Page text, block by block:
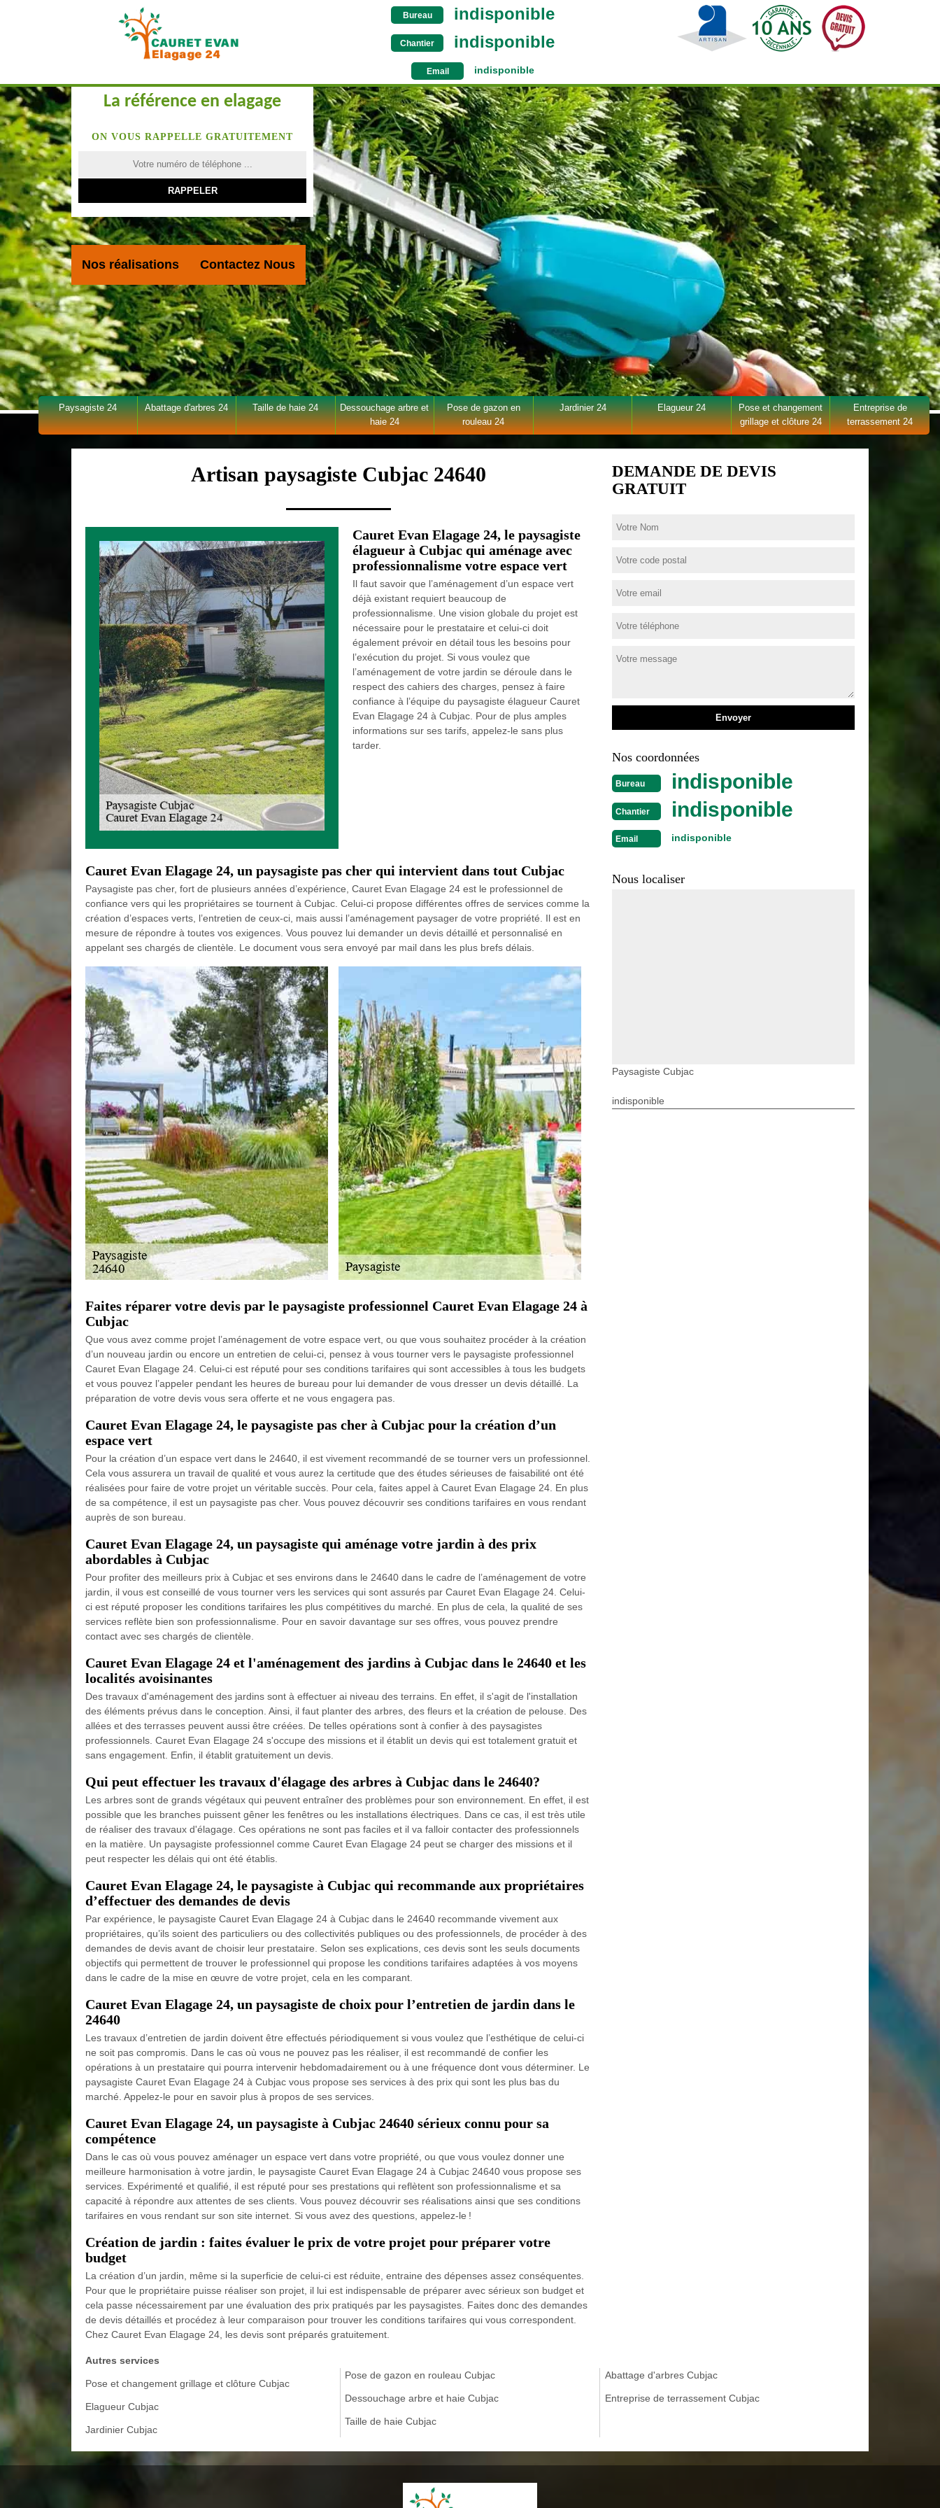
Bureau indisponible
Chantier indisponible
Email indisponible
La référence en elagage
ON VOUS RAPPELLE GRATUITEMENT
Nos réalisations Contactez Nous
Paysagiste 24 Abattage d'arbres 24 Taille de haie 24
Dessouchage arbre et
haie 24
Pose de gazon en
rouleau 24
Jardinier 24 Elagueur 24
Pose et changement
grillage et clôture 24
Entreprise de
terrassement 24
Artisan paysagiste Cubjac 24640
Cauret Evan Elagage 24, le paysagiste
élagueur à Cubjac qui aménage avec
professionnalisme votre espace vert
Il faut savoir que l’aménagement d’un espace vert
déjà existant requiert beaucoup de
professionnalisme. Une vision globale du projet est
nécessaire pour le prestataire et celui-ci doit
également prévoir en détail tous les besoins pour
l’exécution du projet. Si vous voulez que
l’aménagement de votre jardin se déroule dans le
respect des cahiers des charges, pensez à faire
confiance à l’équipe du paysagiste élagueur Cauret
Evan Elagage 24 à Cubjac. Pour de plus amples
informations sur ses tarifs, appelez-le sans plus
tarder.
Cauret Evan Elagage 24, un paysagiste pas cher qui intervient dans tout Cubjac
Paysagiste pas cher, fort de plusieurs années d’expérience, Cauret Evan Elagage 24 est le professionnel de
confiance vers qui les propriétaires se tournent à Cubjac. Celui-ci propose différentes offres de services comme la
création d’espaces verts, l’entretien de ceux-ci, mais aussi l’aménagement paysager de votre propriété. Il est en
mesure de répondre à toutes vos exigences. Vous pouvez lui demander un devis détaillé et personnalisé en
appelant ses chargés de clientèle. Le document vous sera envoyé par mail dans les plus brefs délais.
Faites réparer votre devis par le paysagiste professionnel Cauret Evan Elagage 24 à
Cubjac
Que vous avez comme projet l’aménagement de votre espace vert, ou que vous souhaitez procéder à la création
d’un nouveau jardin ou encore un entretien de celui-ci, pensez à vous tourner vers le paysagiste professionnel
Cauret Evan Elagage 24. Celui-ci est réputé pour ses conditions tarifaires qui sont accessibles à tous les budgets
et vous pouvez l’appeler pendant les heures de bureau pour lui demander de vous dresser un devis détaillé. La
préparation de votre devis vous sera offerte et ne vous engagera pas.
Cauret Evan Elagage 24, le paysagiste pas cher à Cubjac pour la création d’un
espace vert
Pour la création d’un espace vert dans le 24640, il est vivement recommandé de se tourner vers un professionnel.
Cela vous assurera un travail de qualité et vous aurez la certitude que des études sérieuses de faisabilité ont été
réalisées pour faire de votre projet un véritable succès. Pour cela, faites appel à Cauret Evan Elagage 24. En plus
de sa compétence, il est un paysagiste pas cher. Vous pouvez découvrir ses conditions tarifaires en vous rendant
auprès de son bureau.
Cauret Evan Elagage 24, un paysagiste qui aménage votre jardin à des prix
abordables à Cubjac
Pour profiter des meilleurs prix à Cubjac et ses environs dans le 24640 dans le cadre de l’aménagement de votre
jardin, il vous est conseillé de vous tourner vers les services qui sont assurés par Cauret Evan Elagage 24. Celui-
ci est réputé proposer les conditions tarifaires les plus compétitives du marché. En plus de cela, la qualité de ses
services reflète bien son professionnalisme. Pour en savoir davantage sur ses offres, vous pouvez prendre
contact avec ses chargés de clientèle.
Cauret Evan Elagage 24 et l'aménagement des jardins à Cubjac dans le 24640 et les
localités avoisinantes
Des travaux d'aménagement des jardins sont à effectuer ai niveau des terrains. En effet, il s'agit de l'installation
des éléments prévus dans le conception. Ainsi, il faut planter des arbres, des fleurs et la création de pelouse. Des
allées et des terrasses peuvent aussi être créées. De telles opérations sont à confier à des paysagistes
professionnels. Cauret Evan Elagage 24 s'occupe des missions et il établit un devis qui est totalement gratuit et
sans engagement. Enfin, il établit gratuitement un devis.
Qui peut effectuer les travaux d'élagage des arbres à Cubjac dans le 24640?
Les arbres sont de grands végétaux qui peuvent entraîner des problèmes pour son environnement. En effet, il est
possible que les branches puissent gêner les fenêtres ou les installations électriques. Dans ce cas, il est très utile
de réaliser des travaux d'élagage. Ces opérations ne sont pas faciles et il va falloir contacter des professionnels
en la matière. Un paysagiste professionnel comme Cauret Evan Elagage 24 peut se charger des missions et il
peut respecter les délais qui ont été établis.
Cauret Evan Elagage 24, le paysagiste à Cubjac qui recommande aux propriétaires
d’effectuer des demandes de devis
Par expérience, le paysagiste Cauret Evan Elagage 24 à Cubjac dans le 24640 recommande vivement aux
propriétaires, qu’ils soient des particuliers ou des collectivités publiques ou des professionnels, de procéder à des
demandes de devis avant de choisir leur prestataire. Selon ses explications, ces devis sont les seuls documents
objectifs qui permettent de trouver le professionnel qui propose les conditions tarifaires adaptées à vos moyens
dans le cadre de la mise en œuvre de votre projet, cela en les comparant.
Cauret Evan Elagage 24, un paysagiste de choix pour l’entretien de jardin dans le
24640
Les travaux d’entretien de jardin doivent être effectués périodiquement si vous voulez que l’esthétique de celui-ci
ne soit pas compromis. Dans le cas où vous ne pouvez pas les réaliser, il est recommandé de confier les
opérations à un prestataire qui pourra intervenir hebdomadairement ou à une fréquence dont vous déterminer. Le
paysagiste Cauret Evan Elagage 24 à Cubjac vous propose ses services à des prix qui sont les plus bas du
marché. Appelez-le pour en savoir plus à propos de ses services.
Cauret Evan Elagage 24, un paysagiste à Cubjac 24640 sérieux connu pour sa
compétence
Dans le cas où vous pouvez aménager un espace vert dans votre propriété, ou que vous voulez donner une
meilleure harmonisation à votre jardin, le paysagiste Cauret Evan Elagage 24 à Cubjac 24640 vous propose ses
services. Expérimenté et qualifié, il est réputé pour ses prestations qui reflètent son professionnalisme et sa
capacité à répondre aux attentes de ses clients. Vous pouvez découvrir ses réalisations ainsi que ses conditions
tarifaires en vous rendant sur son site internet. Si vous avez des questions, appelez-le !
Création de jardin : faites évaluer le prix de votre projet pour préparer votre
budget
La création d’un jardin, même si la superficie de celui-ci est réduite, entraine des dépenses assez conséquentes.
Pour que le propriétaire puisse réaliser son projet, il lui est indispensable de préparer avec sérieux son budget et
cela passe nécessairement par une évaluation des prix pratiqués par les paysagistes. Faites donc des demandes
de devis détaillés et procédez à leur comparaison pour trouver les conditions tarifaires qui vous correspondent.
Chez Cauret Evan Elagage 24, les devis sont préparés gratuitement.
DEMANDE DE DEVIS
GRATUIT
Nos coordonnées
Bureau indisponible
Chantier indisponible
Email indisponible
Nous localiser
Paysagiste Cubjac
indisponible
Autres services
Pose et changement grillage et clôture Cubjac
Elagueur Cubjac
Jardinier Cubjac
Pose de gazon en rouleau Cubjac
Dessouchage arbre et haie Cubjac
Taille de haie Cubjac
Abattage d'arbres Cubjac
Entreprise de terrassement Cubjac